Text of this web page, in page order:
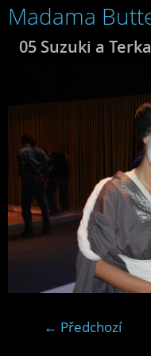
Madama
05 Suzuki a
← Předchozí